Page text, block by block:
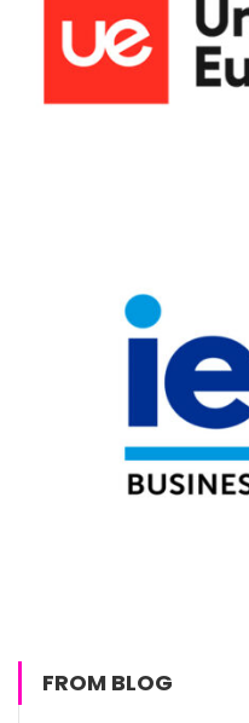
FROM BLOG